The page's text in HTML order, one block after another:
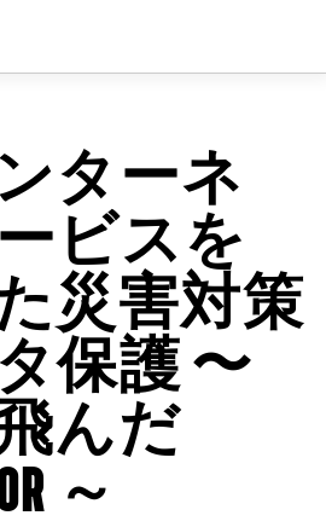
ターネ
ビスを
災害対策
保護 〜
んだ
～